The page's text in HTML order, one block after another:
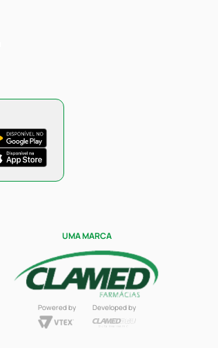
UMA MARCA
Powered by Developed by